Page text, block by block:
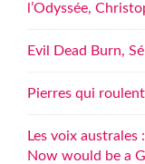
l’Odyssée,
Evil Dead Burn,
Pierres qui
Les voix
Now would be a